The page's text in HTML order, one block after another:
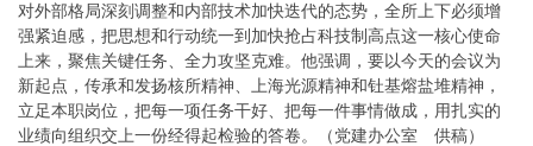
对外部格局深刻调整和内部技术加快迭代的态势，全所上下必须增
强紧迫感，把思想和行动统一到加快抢占科技制高点这一核心使命
上来，聚焦关键任务、全力攻坚克难。他强调，要以今天的会议为
新起点，传承和发扬核所精神、上海光源精神和钍基熔盐堆精神，
立足本职岗位，把每一项任务干好、把每一件事情做成，用扎实的
业绩向组织交上一份经得起检验的答卷。（党建办公室 供稿）